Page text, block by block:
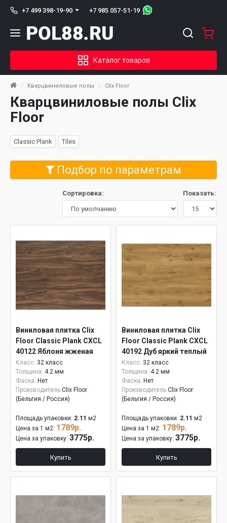
+7 499 398-19-90 +7 985 057-51-19
Каталог товаров
Кварцвиниловые полы Clix Floor
Кварцвиниловые полы Clix
Floor
Classic Plank Tiles
Подбор по параметрам
Сортировка: Показать:
Виниловая плитка Clix
Floor Classic Plank CXCL
40122 Яблоня жженая
Класс: 32 класс
Толщина: 4.2 мм
Фаска: Нет
Производитель Clix Floor
(Бельгия / Россия)
Площадь упаковки: 2.11 м2
Цена за 1 м2: 1789р.
Цена за упаковку: 3775р.
Купить
Виниловая плитка Clix
Floor Classic Plank CXCL
40192 Дуб яркий теплый
натуральный
Класс: 32 класс
Толщина: 4.2 мм
Фаска: Нет
Производитель Clix Floor
(Бельгия / Россия)
Площадь упаковки: 2.11 м2
Цена за 1 м2: 1789р.
Цена за упаковку: 3775р.
Купить